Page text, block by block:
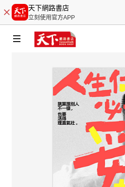
天下網路書店
立刻使用官方APP